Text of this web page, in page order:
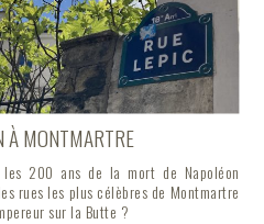
À MONTMARTRE
200 ans de la mort de Napoléon
rues les plus célèbres de Montmartre
sur la Butte ?